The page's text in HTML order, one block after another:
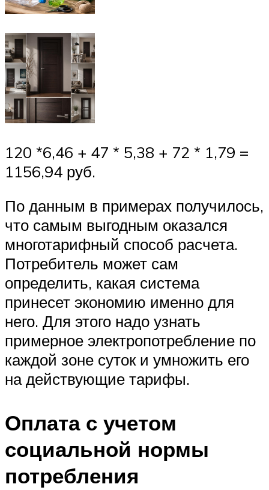
120 *6,46 + 47 * 5,38 + 72 * 1,79 =
1156,94 руб.
По данным в примерах получилось,
что самым выгодным оказался
многотарифный способ расчета.
Потребитель может сам
определить, какая система
принесет экономию именно для
него. Для этого надо узнать
примерное электропотребление по
каждой зоне суток и умножить его
на действующие тарифы.
Оплата с учетом
социальной нормы
потребления